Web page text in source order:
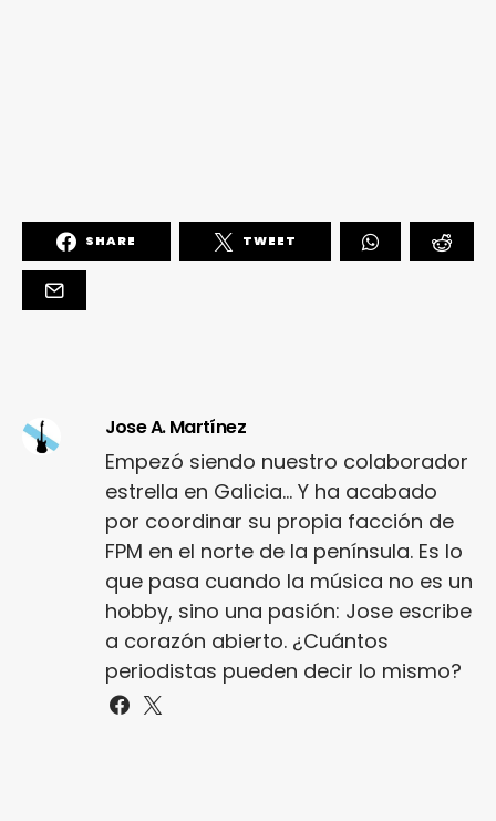
SHARE TWEET
Jose A. Martínez
Empezó siendo nuestro colaborador
estrella en Galicia... Y ha acabado
por coordinar su propia facción de
FPM en el norte de la península. Es lo
que pasa cuando la música no es un
hobby, sino una pasión: Jose escribe
a corazón abierto. ¿Cuántos
periodistas pueden decir lo mismo?